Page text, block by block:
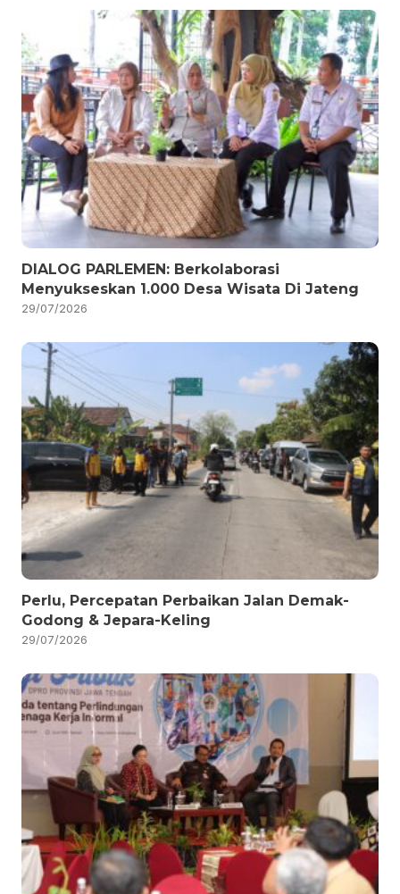
DIALOG PARLEMEN: Berkolaborasi
Menyukseskan 1.000 Desa Wisata Di Jateng
29/07/2026
Perlu, Percepatan Perbaikan Jalan Demak-
Godong & Jepara-Keling
29/07/2026